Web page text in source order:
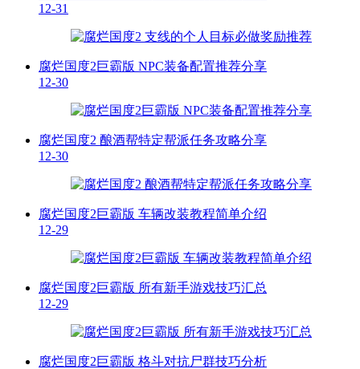
12-31
腐烂国度2巨霸版 NPC装备配置推荐分享
12-30
腐烂国度2 酿酒帮特定帮派任务攻略分享
12-30
腐烂国度2巨霸版 车辆改装教程简单介绍
12-29
腐烂国度2巨霸版 所有新手游戏技巧汇总
12-29
腐烂国度2巨霸版 格斗对抗尸群技巧分析